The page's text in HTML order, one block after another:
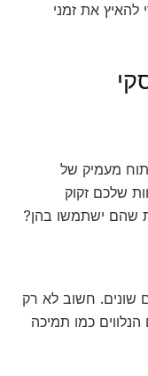
את זמני
מעמיק של
שלכם זקוק
שהם ישתמשו בהן?
שונים. חשוב לא רק
כמו תמיכה